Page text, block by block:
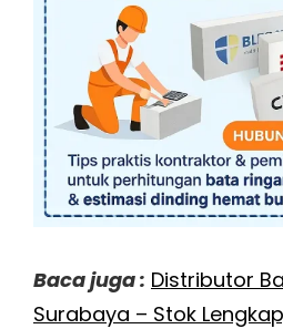
Baca juga : Distributor
Surabaya – Stok